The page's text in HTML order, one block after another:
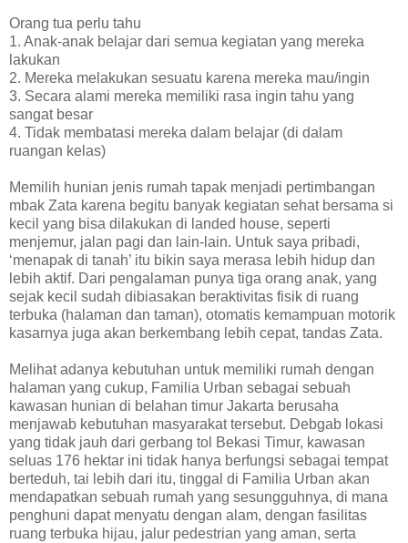
Orang tua perlu tahu
1. Anak-anak belajar dari semua kegiatan yang mereka
lakukan
2. Mereka melakukan sesuatu karena mereka mau/ingin
3. Secara alami mereka memiliki rasa ingin tahu yang
sangat besar
4. Tidak membatasi mereka dalam belajar (di dalam
ruangan kelas)
Memilih hunian jenis rumah tapak menjadi pertimbangan
mbak Zata karena begitu banyak kegiatan sehat bersama si
kecil yang bisa dilakukan di landed house, seperti
menjemur, jalan pagi dan lain-lain. Untuk saya pribadi,
‘menapak di tanah’ itu bikin saya merasa lebih hidup dan
lebih aktif. Dari pengalaman punya tiga orang anak, yang
sejak kecil sudah dibiasakan beraktivitas fisik di ruang
terbuka (halaman dan taman), otomatis kemampuan motorik
kasarnya juga akan berkembang lebih cepat, tandas Zata.
Melihat adanya kebutuhan untuk memiliki rumah dengan
halaman yang cukup, Familia Urban sebagai sebuah
kawasan hunian di belahan timur Jakarta berusaha
menjawab kebutuhan masyarakat tersebut. Debgab lokasi
yang tidak jauh dari gerbang tol Bekasi Timur, kawasan
seluas 176 hektar ini tidak hanya berfungsi sebagai tempat
berteduh, tai lebih dari itu, tinggal di Familia Urban akan
mendapatkan sebuah rumah yang sesungguhnya, di mana
penghuni dapat menyatu dengan alam, dengan fasilitas
ruang terbuka hijau, jalur pedestrian yang aman, serta